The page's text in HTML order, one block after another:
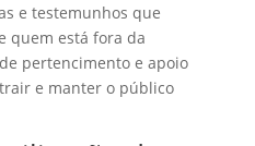
e testemunhos que
quem está fora da
pertencimento e apoio
e manter o público